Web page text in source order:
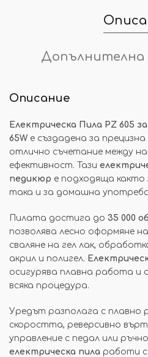
Допълнителна
Описание
Електрическа Пила PZ 605
65W е създадена за
отлично съчетание между
ефективност. Тази
педикюр е подходяща както
така и за домашна
Пилата достига до 35 000
позволява лесно оформяне
сваляне на гел лак,
акрил и полигел.
осигурява плавна работа и
всяка процедура.
Уредът разполага с плавно
скоростта, реверсивно
управление с педал или
електрическа пила работи с